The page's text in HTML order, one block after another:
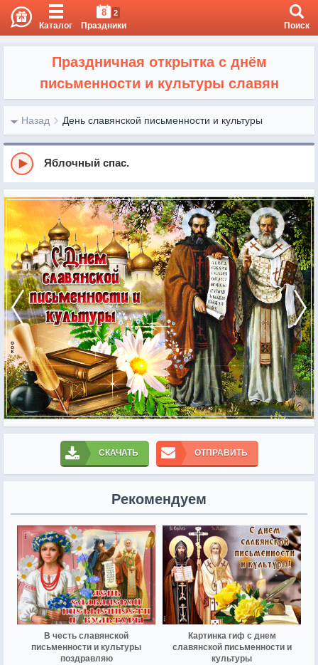
Каталог
8 2
Праздники Поиск
Праздничная открытка с днём
письменности и культуры славян
Назад День славянской письменности и культуры
Яблочный спас.
СКАЧАТЬ ОТПРАВИТЬ
Рекомендуем
В честь славянской
письменности и культуры
поздравляю
Картинка гиф с днем
славянской письменности и
культуры